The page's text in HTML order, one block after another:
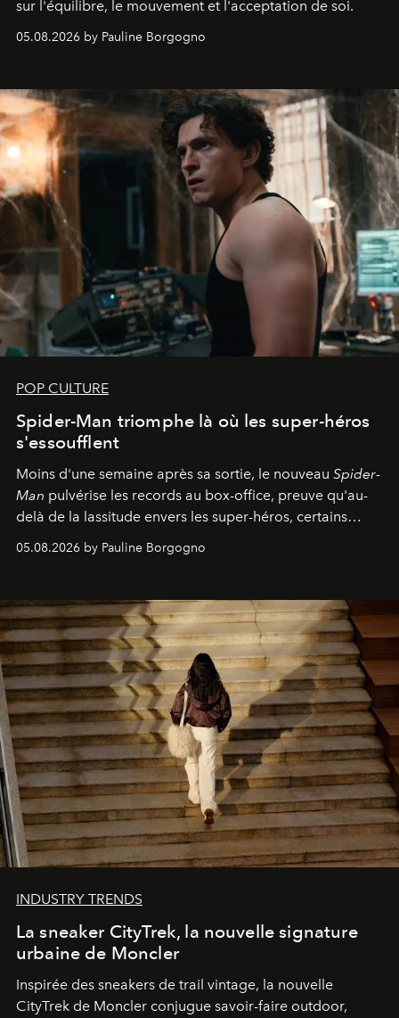
sur l'équilibre, le mouvement et l'acceptation de soi.
05.08.2026 by Pauline Borgogno
POP CULTURE
Spider-Man triomphe là où les super-héros
s'essoufflent
Moins d'une semaine après sa sortie, le nouveau Spider-
Man pulvérise les records au box-office, preuve qu'au-
delà de la lassitude envers les super-héros, certains
personnages continuent de susciter une ferveur intacte.
05.08.2026 by Pauline Borgogno
INDUSTRY TRENDS
La sneaker CityTrek, la nouvelle signature
urbaine de Moncler
Inspirée des sneakers de trail vintage, la nouvelle
CityTrek de Moncler conjugue savoir-faire outdoor,